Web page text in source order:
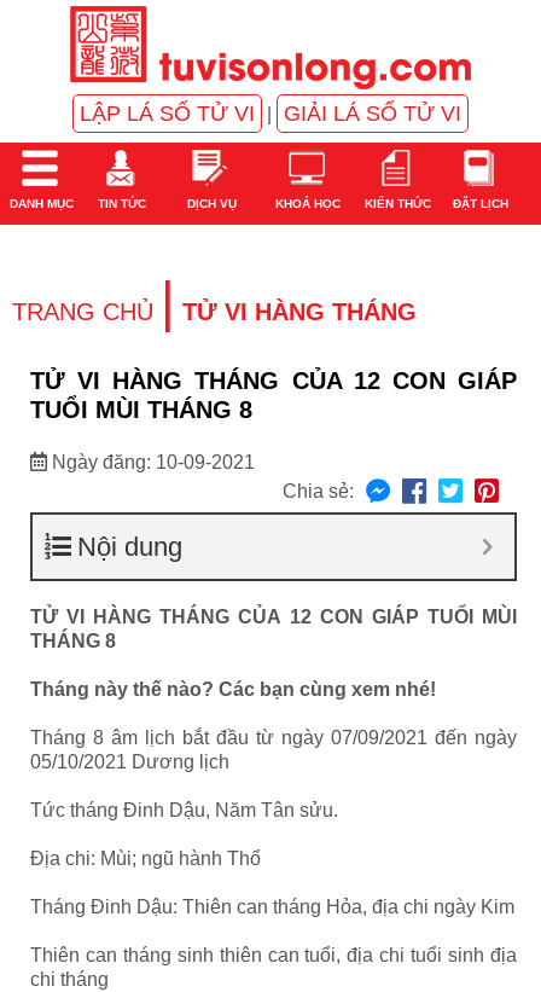
LẬP LÁ SỐ TỬ VI GIẢI LÁ SỐ TỬ VI
DANH MỤC TIN TỨC DỊCH VỤ KHOÁ HỌC KIẾN THỨC ĐẶT LỊCH
TRANG CHỦ | TỬ VI HÀNG THÁNG
TỬ VI HÀNG THÁNG CỦA 12 CON GIÁP
TUỔI MÙI THÁNG 8
Ngày đăng: 10-09-2021
Chia sẻ:
Nội dung
TỬ VI HÀNG THÁNG CỦA 12 CON GIÁP TUỔI MÙI
THÁNG 8
Tháng này thế nào? Các bạn cùng xem nhé!
Tháng 8 âm lịch bắt đầu từ ngày 07/09/2021 đến ngày
05/10/2021 Dương lịch
Tức tháng Đinh Dậu, Năm Tân sửu.
Địa chi: Mùi; ngũ hành Thổ
Tháng Đinh Dậu: Thiên can tháng Hỏa, địa chi ngày Kim
Thiên can tháng sinh thiên can tuổi, địa chi tuổi sinh địa
chi tháng